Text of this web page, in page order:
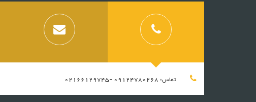
تماس: 09124780268 -02166129745